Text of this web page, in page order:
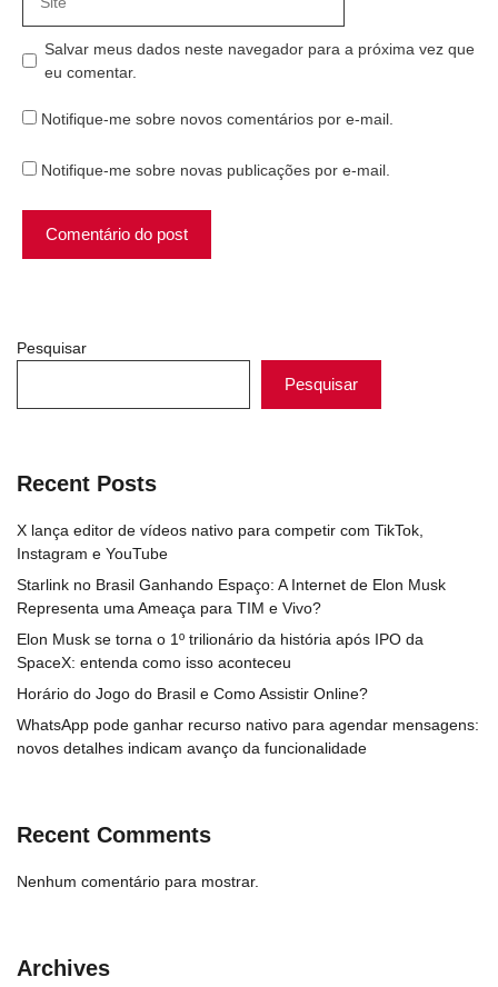
Salvar meus dados neste navegador para a próxima vez que
eu comentar.
Notifique-me sobre novos comentários por e-mail.
Notifique-me sobre novas publicações por e-mail.
Pesquisar
Pesquisar
Recent Posts
X lança editor de vídeos nativo para competir com TikTok,
Instagram e YouTube
Starlink no Brasil Ganhando Espaço: A Internet de Elon Musk
Representa uma Ameaça para TIM e Vivo?
Elon Musk se torna o 1º trilionário da história após IPO da
SpaceX: entenda como isso aconteceu
Horário do Jogo do Brasil e Como Assistir Online?
WhatsApp pode ganhar recurso nativo para agendar mensagens:
novos detalhes indicam avanço da funcionalidade
Recent Comments
Nenhum comentário para mostrar.
Archives